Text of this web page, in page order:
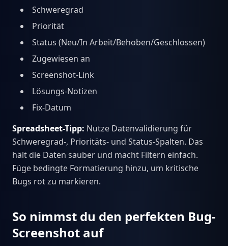
Schweregrad
Priorität
Status (Neu/In Arbeit/Behoben/Geschlossen)
Zugewiesen an
Screenshot-Link
Lösungs-Notizen
Fix-Datum
Spreadsheet-Tipp: Nutze Datenvalidierung für
Schweregrad-, Prioritäts- und Status-Spalten. Das
hält die Daten sauber und macht Filtern einfach.
Füge bedingte Formatierung hinzu, um kritische
Bugs rot zu markieren.
So nimmst du den perfekten Bug-
Screenshot auf